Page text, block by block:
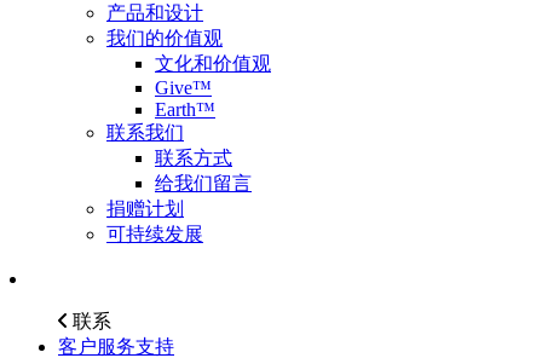
产品和设计
我们的价值观
文化和价值观
Give™
Earth™
联系我们
联系方式
给我们留言
捐赠计划
可持续发展
联系
客户服务支持